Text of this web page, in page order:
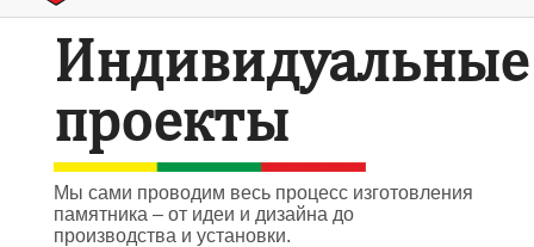
Индивидуальные
проекты
Мы сами проводим весь процесс изготовления
памятника – от идеи и дизайна до
производства и установки.